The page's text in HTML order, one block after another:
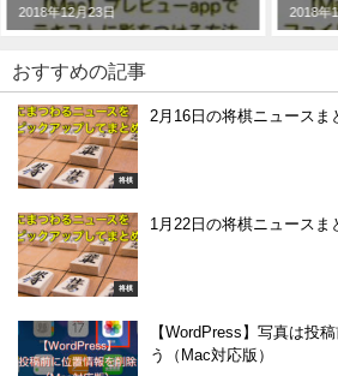
2018年12月21日
おすすめの記事
将棋
2月16日の将棋ニュースま
将棋
1月22日の将棋ニュースま
【WordPress】写真は投
う（Mac対応版）